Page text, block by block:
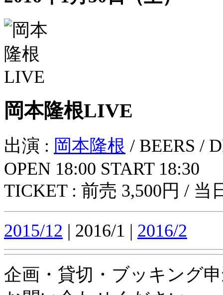
岡本隆根LIVE
出演 : 岡本隆根 / BEERS /
OPEN 18:00 START 18:30
TICKET : 前売 3,500円 / 当
2015/12 | 2016/1 | 2016/2
企画・貸切・ブッキング